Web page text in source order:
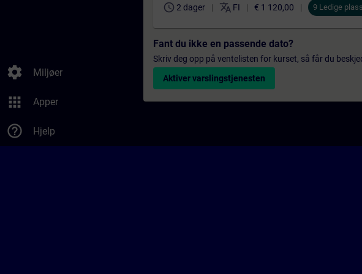
settings Miljøer
apps Apper
help_outline Hjelp
schedule 2 dager translate FI € 1 120,00 9 Ledige
Fant du ikke en passende dato?
Skriv deg opp på ventelisten for kurset, så får du
Aktiver varslingstjenesten